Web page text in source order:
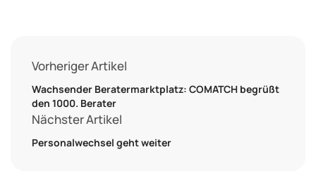
Vorheriger Artikel
Wachsender Beratermarktplatz: COMATCH begrüßt
den 1000. Berater
Nächster Artikel
Personalwechsel geht weiter